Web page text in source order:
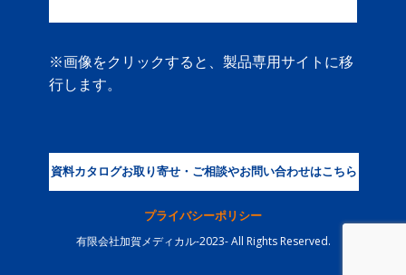
※画像をクリックすると、製品専用サイトに移
行します。
資料カタログお取り寄せ・ご相談やお問い合わせはこちら
プライバシーポリシー
有限会社加賀メディカル-2023- All Rights Reserved.